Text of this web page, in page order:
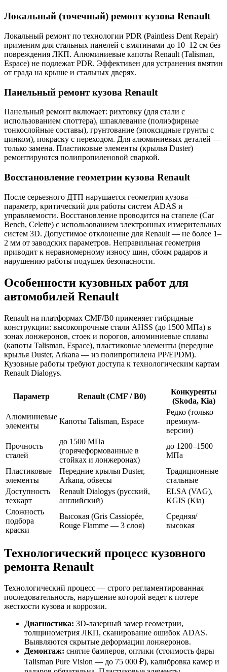
Локальный (точечный) ремонт кузова Renault
Локальный ремонт по технологии PDR (Paintless Dent Repair)
применим для стальных панелей с вмятинами до 10–12 см без
повреждения ЛКП. Алюминиевые капоты Renault (Talisman,
Espace) не подлежат PDR. Эффективен для устранения вмятин
от града на крыше и стальных дверях.
Панельный ремонт кузова Renault
Панельный ремонт включает: рихтовку (для стали с
использованием споттера), шпаклевание (полиэфирные
тонкослойные составы), грунтование (эпоксидные грунты с
цинком), покраску с переходом. Для алюминиевых деталей —
только замена. Пластиковые элементы (крылья Duster)
ремонтируются полипропиленовой сваркой.
Восстановление геометрии кузова Renault
После серьезного ДТП нарушается геометрия кузова —
параметр, критический для работы систем ADAS и
управляемости. Восстановление проводится на стапеле (Car
Bench, Celette) с использованием электронных измерительных
систем 3D. Допустимое отклонение для Renault — не более 1–
2 мм от заводских параметров. Неправильная геометрия
приводит к неравномерному износу шин, сбоям радаров и
нарушению работы подушек безопасности.
Особенности кузовных работ для
автомобилей Renault
Renault на платформах CMF/B0 применяет гибридные
конструкции: высокопрочные стали AHSS (до 1500 МПа) в
зонах лонжеронов, стоек и порогов, алюминиевые сплавы
(капоты Talisman, Espace), пластиковые элементы (передние
крылья Duster, Arkana — из полипропилена PP/EPDM).
Кузовные работы требуют доступа к технологическим картам
Renault Dialogys.
Параметр Renault (CMF / B0)
Конкуренты
(Skoda, Kia)
Алюминиевые
элементы
Капоты Talisman, Espace
Редко (только
премиум-
версии)
Прочность
сталей
до 1500 МПа
(горячеформованные в
стойках и лонжеронах)
до 1200–1500
МПа
Пластиковые
элементы
Передние крылья Duster,
Arkana, обвесы
Традиционные
стальные
Доступность
техкарт
Renault Dialogys (русский,
английский)
ELSA (VAG),
KGIS (Kia)
Сложность
подбора
краски
Высокая (Gris Cassiopée,
Rouge Flamme — 3 слоя)
Средняя/
высокая
Технологический процесс кузовного
ремонта Renault
Технологический процесс — строго регламентированная
последовательность, нарушение которой ведет к потере
жесткости кузова и коррозии.
Диагностика: 3D-лазерный замер геометрии,
толщинометрия ЛКП, сканирование ошибок ADAS.
Выявляются скрытые деформации лонжеронов.
Демонтаж: снятие бамперов, оптики (стоимость фары
Talisman Pure Vision — до 75 000 ₽), калибровка камер и